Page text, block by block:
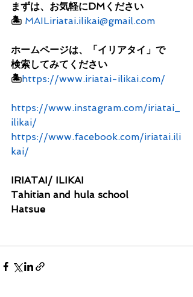
まずは、お気軽にDMください
🏝 MAILiriatai.ilikai@gmail.com
ホームページは、「イリアタイ」で
検索してみてください
🏝https://www.iriatai-ilikai.com/
https://www.instagram.com/iriatai_
ilikai/
https://www.facebook.com/iriatai.ili
kai/
IRIATAI/ ILIKAI
Tahitian and hula school
Hatsue